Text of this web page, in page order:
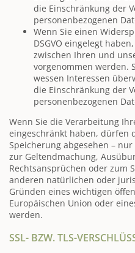
die Einschränkung der
personenbezogenen
Wenn Sie einen
DSGVO eingelegt
zwischen Ihren und
vorgenommen werden.
wessen Interessen
die Einschränkung der
personenbezogenen
Wenn Sie die Verarbeitung
eingeschränkt haben, dürfen
Speicherung abgesehen –
zur Geltendmachung,
Rechtsansprüchen oder zum
anderen natürlichen oder
Gründen eines wichtigen
Europäischen Union oder
werden.
SSL- BZW. TLS-